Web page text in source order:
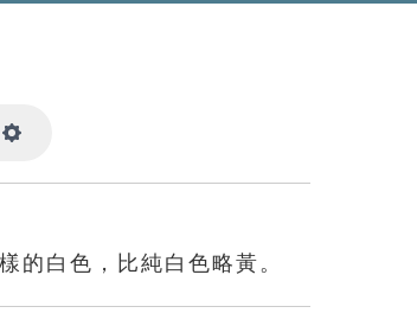
的白色，比純白色略黃。